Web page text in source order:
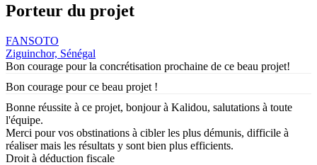
Porteur du projet
FANSOTO
Ziguinchor, Sénégal
Bon courage pour la concrétisation prochaine de ce beau projet!
Bon courage pour ce beau projet !
Bonne réussite à ce projet, bonjour à Kalidou, salutations à toute
l'équipe.
Merci pour vos obstinations à cibler les plus démunis, difficile à
réaliser mais les résultats y sont bien plus efficients.
Droit à déduction fiscale